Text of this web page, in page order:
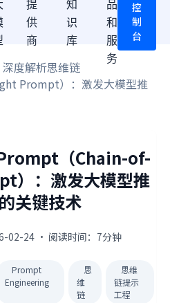
提
供
商
知
识
库
品
和
服
务
控
制
台
深度解析思维链
Prompt）：激发大模型推
（Chain-of-
）：激发大模型推
关键技术
02-24 · 阅读时间：7分钟
Prompt
Engineering
思
维
链
思维
链提示
工程